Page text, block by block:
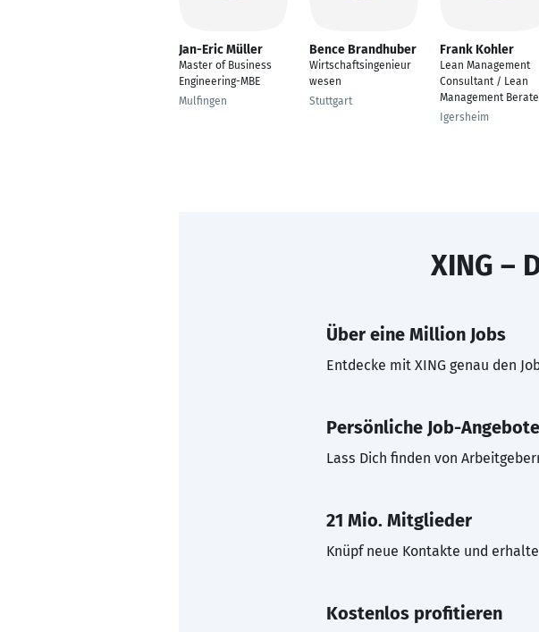
Jan-Eric Müller
Master of Business
Engineering-MBE
Mulfingen
Bence Brandhuber
Wirtschaftsingenieur
wesen
Stuttgart
Frank Kohler
Lean Management
Consultant / Lean
Management
Igersheim
XING –
Über eine Million Jobs
Entdecke mit XING genau den
Persönliche Job-Angebote
Lass Dich finden von
21 Mio. Mitglieder
Knüpf neue Kontakte und
Kostenlos profitieren